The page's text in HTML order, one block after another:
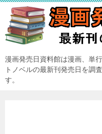
漫画発売日資料館は漫画、単
トノベルの最新刊発売日を調
す。